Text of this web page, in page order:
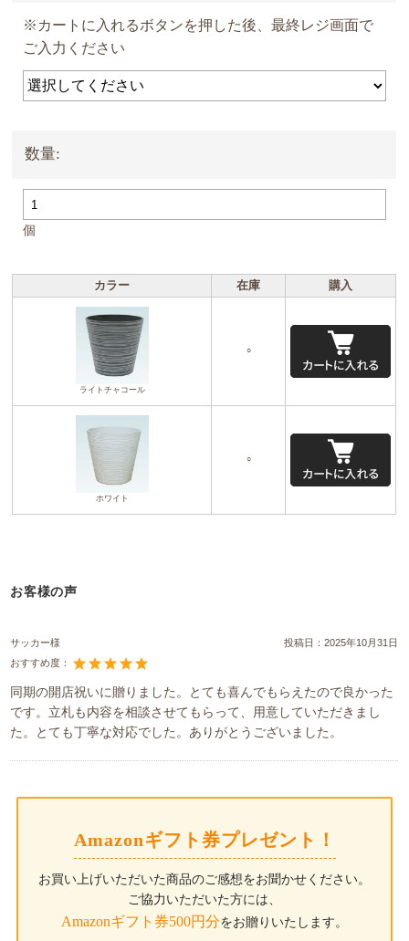
※カートに入れるボタンを押した後、最終レジ画面で
ご入力ください
数量:
個
カラー 在庫 購入
ライトチャコール
○
ホワイト
○
お客様の声
サッカー様 投稿日：2025年10月31日
おすすめ度：
同期の開店祝いに贈りました。とても喜んでもらえたので良かった
です。立札も内容を相談させてもらって、用意していただきまし
た。とても丁寧な対応でした。ありがとうございました。
Amazonギフト券プレゼント！
お買い上げいただいた商品のご感想をお聞かせください。
ご協力いただいた方には、
Amazonギフト券500円分をお贈りいたします。